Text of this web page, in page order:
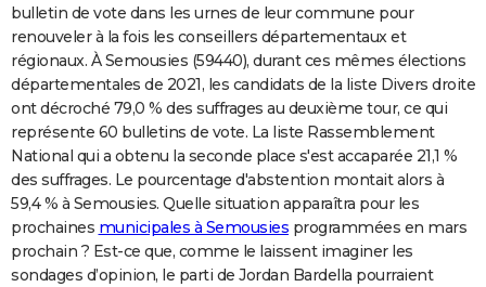
S'inscrire
Se connecter
Primaires
Universités
Entreprises
Service militaire
Avis de recherche
AVIS DE DÉCÈS
FORUM
Bricolage
Lifestyle
Culture
Sport
Auto
Television
Voyage
Cinema
bulletin de vote dans les urnes de leur commune pour
renouveler à la fois les conseillers départementaux et
régionaux. À Semousies (59440), durant ces mêmes élections
départementales de 2021, les candidats de la liste Divers droite
ont décroché 79,0 % des suffrages au deuxième tour, ce qui
représente 60 bulletins de vote. La liste Rassemblement
National qui a obtenu la seconde place s'est accaparée 21,1 %
des suffrages. Le pourcentage d'abstention montait alors à
59,4 % à Semousies. Quelle situation apparaîtra pour les
prochaines municipales à Semousies programmées en mars
prochain ? Est-ce que, comme le laissent imaginer les
sondages d’opinion, le parti de Jordan Bardella pourraient